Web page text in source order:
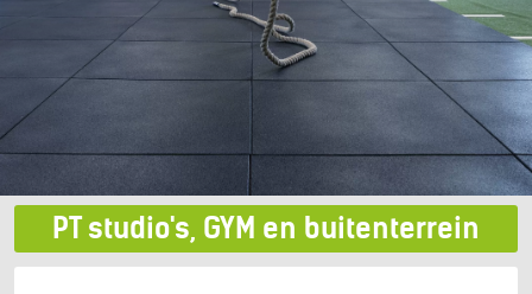
PT studio's, GYM en buitenterrein